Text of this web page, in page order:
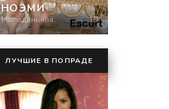
НОЭМИ
Молоденькая 19
ЛУЧШИЕ В ПОПРАДЕ